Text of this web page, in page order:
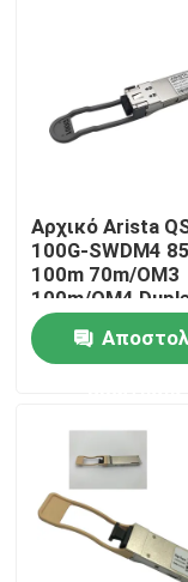
Γύρος
Μας ελάτε σε
Ειδήσεις
Οπτική μονάδα
ενότητα 100G
Αρχικό Arista
100G-SWDM4
100m 70m/OM3
100m/OM4
MMF δέκτη